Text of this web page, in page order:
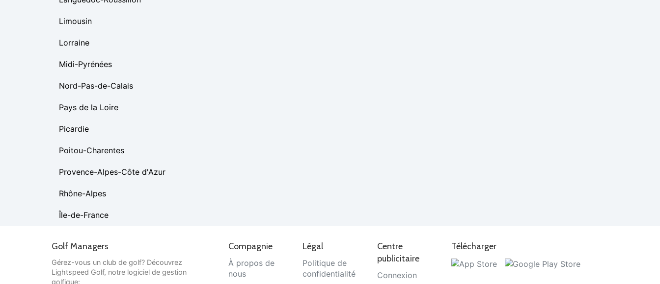
Limousin
Lorraine
Midi-Pyrénées
Nord-Pas-de-Calais
Pays de la Loire
Picardie
Poitou-Charentes
Provence-Alpes-Côte d'Azur
Rhône-Alpes
Île-de-France
Golf Managers
Gérez-vous un club de golf? Découvrez
Lightspeed Golf, notre logiciel de gestion
golfique:
Compagnie
À propos de
nous
Légal
Politique de
confidentialité
Centre
publicitaire
Connexion
Télécharger